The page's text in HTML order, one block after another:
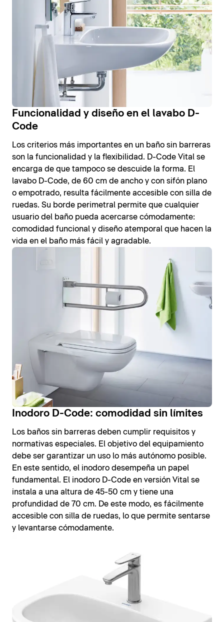
Funcionalidad y diseño en el lavabo D-
Code
Los criterios más importantes en un baño sin barreras
son la funcionalidad y la flexibilidad. D-Code Vital se
encarga de que tampoco se descuide la forma. El
lavabo D-Code, de 60 cm de ancho y con sifón plano
o empotrado, resulta fácilmente accesible con silla de
ruedas. Su borde perimetral permite que cualquier
usuario del baño pueda acercarse cómodamente:
comodidad funcional y diseño atemporal que hacen la
vida en el baño más fácil y agradable.
Inodoro D-Code: comodidad sin límites
Los baños sin barreras deben cumplir requisitos y
normativas especiales. El objetivo del equipamiento
debe ser garantizar un uso lo más autónomo posible.
En este sentido, el inodoro desempeña un papel
fundamental. El inodoro D-Code en versión Vital se
instala a una altura de 45-50 cm y tiene una
profundidad de 70 cm. De este modo, es fácilmente
accesible con silla de ruedas, lo que permite sentarse
y levantarse cómodamente.